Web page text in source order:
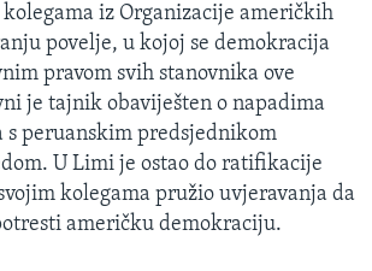
iz Organizacije američkih
povelje, u kojoj se demokracija
pravom svih stanovnika ove
je tajnik obaviješten o napadima
s peruanskim predsjednikom
U Limi je ostao do ratifikacije
kolegama pružio uvjeravanja da
američku demokraciju.